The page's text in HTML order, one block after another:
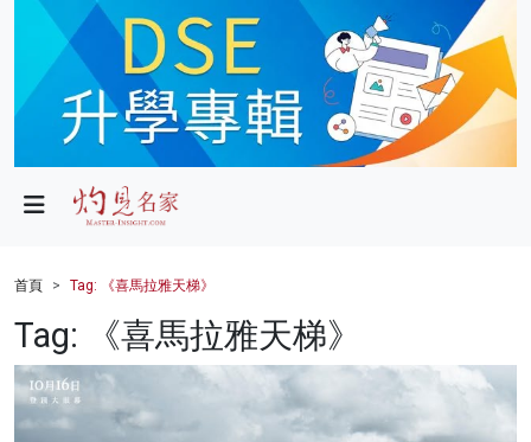
政局
財經
健康
商業
首頁 Tag: 《喜馬拉雅天梯》
Tag: 《喜馬拉雅天梯》